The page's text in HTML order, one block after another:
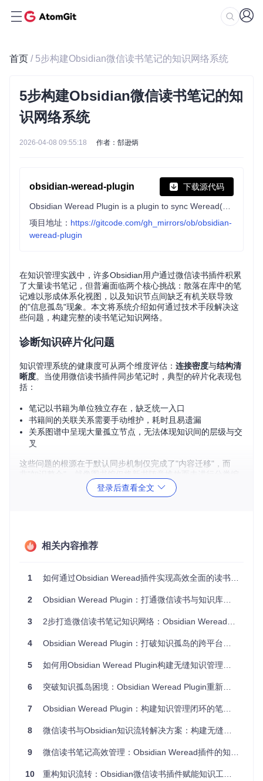
首页 / 5步构建Obsidian微信读书笔记的知识网络系统
5步构建Obsidian微信读书笔记的知
识网络系统
2026-04-08 09:55:18 作者：郜逊炳
obsidian-weread-plugin 下载源代码
项目地址： https://gitcode.com/gh_mirrors/ob/obsidian-
weread-plugin
在知识管理实践中，许多Obsidian用户通过微信读书插件积累
了大量读书笔记，但普遍面临两个核心挑战：散落在库中的笔
记难以形成体系化视图，以及知识节点间缺乏有机关联导致
的"信息孤岛"现象。本文将系统介绍如何通过技术手段解决这
些问题，构建完整的读书笔记知识网络。
诊断知识碎片化问题
知识管理系统的健康度可从两个维度评估： 连接密度与结构清
晰度。当使用微信读书插件同步笔记时，典型的碎片化表现包
括：
笔记以书籍为单位独立存在，缺乏统一入口
书籍间的关联关系需要手动维护，耗时且易遗漏
关系图谱中呈现大量孤立节点，无法体现知识间的层级与交
叉
这些问题的根源在于默认同步机制仅完成了"内容迁移"，而
非"知识整合"。就像图书馆仅将新书随意堆放而未进行分类编
目，导致用户难以高效检索和关联利用。
三层架构实现这一目标：
自动关联层：通过模板机制建立书籍笔记与总览的双向链
语义关联层：利用YAML元数据实现基于内容的智能关联
这一模型类似于图书管理系统，总览笔记相当于图书馆的分类
录找到书籍，也能从书籍反查其分类位置。
实施自动化关联方案
准备工作
实施前需确保：
Obsidian Weread插件已安装并完成基础配置
熟悉Obsidian的模板功能和双链机制
1. 创建书籍总览索引
登录后查看全文
相关内容推荐
1 如何通过Obsidian Weread插件实现高效全面的读书笔记管理与知识图谱构建
2 Obsidian Weread Plugin：打通微信读书与知识库的知识连接器
3 2步打造微信读书笔记知识网络：Obsidian Weread插件的高效知识整合方案
4 Obsidian Weread Plugin：打破知识孤岛的跨平台读书笔记整合工具
5 如何用Obsidian Weread Plugin构建无缝知识管理系统
6 突破知识孤岛困境：Obsidian Weread Plugin重新定义无缝整合的知识管理新范式
7 Obsidian Weread Plugin：构建知识管理闭环的笔记同步工具
8 微信读书与Obsidian知识流转解决方案：构建无缝阅读笔记工作流
9 微信读书笔记高效管理：Obsidian Weread插件的知识图谱优化指南
10 重构知识流转：Obsidian微信读书插件赋能知识工作者的笔记整合引擎